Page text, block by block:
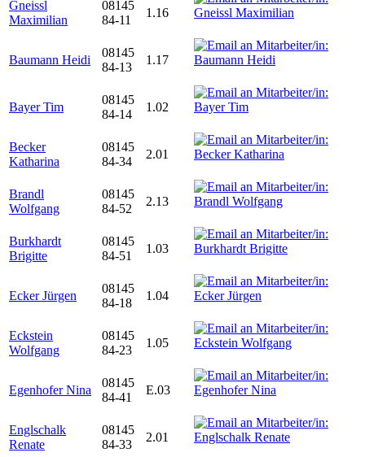
Gneissl
Maximilian
08145
84-11
1.16
Baumann Heidi
08145
84-13
1.17
Bayer Tim
08145
84-14
1.02
Becker
Katharina
08145
84-34
2.01
Brandl
Wolfgang
08145
84-52
2.13
Burkhardt
Brigitte
08145
84-51
1.03
Ecker Jürgen
08145
84-18
1.04
Eckstein
Wolfgang
08145
84-23
1.05
Egenhofer Nina
08145
84-41
E.03
Englschalk
Renate
08145
84-33
2.01